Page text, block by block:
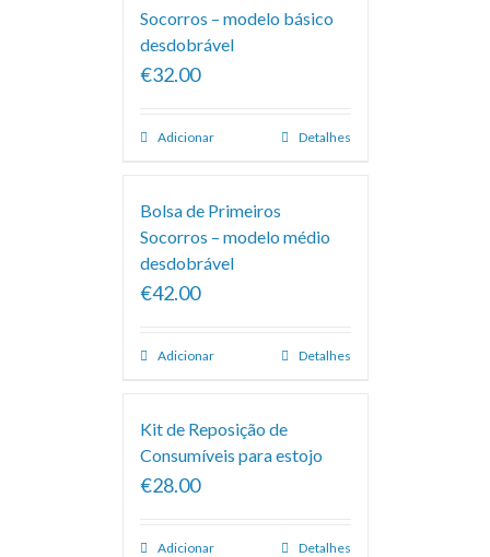
Socorros – modelo básico
desdobrável
€32.00
Adicionar Detalhes
Bolsa de Primeiros
Socorros – modelo médio
desdobrável
€42.00
Adicionar Detalhes
Kit de Reposição de
Consumíveis para estojo
€28.00
Adicionar Detalhes